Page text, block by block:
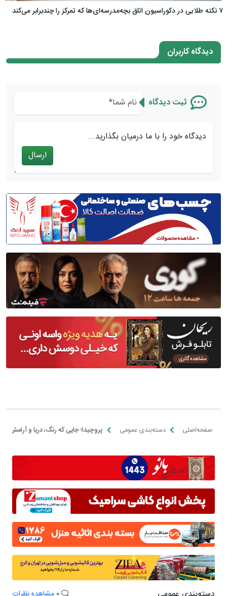
۷ نکته طلایی در دکوراسیون اتاق بچه‌مدرسه‌ای‌ها که تمرکز را چندبرابر می‌کند
دیدگاه کاربران
ثبت دیدگاه
دیدگاه خود را با ما درمیان بگذارید...
ارسال